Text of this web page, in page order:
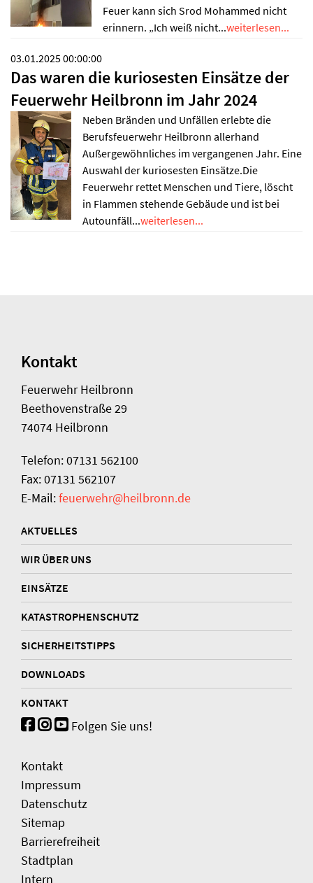
Feuer kann sich Srod Mohammed nicht
erinnern. „Ich weiß nicht...weiterlesen...
03.01.2025 00:00:00
Das waren die kuriosesten Einsätze der
Feuerwehr Heilbronn im Jahr 2024
Neben Bränden und Unfällen erlebte die
Berufsfeuerwehr Heilbronn allerhand
Außergewöhnliches im vergangenen Jahr. Eine
Auswahl der kuriosesten Einsätze.Die
Feuerwehr rettet Menschen und Tiere, löscht
in Flammen stehende Gebäude und ist bei
Autounfäll...weiterlesen...
Kontakt
Feuerwehr Heilbronn
Beethovenstraße 29
74074 Heilbronn
Telefon: 07131 562100
Fax: 07131 562107
E-Mail:feuerwehr@heilbronn.de
AKTUELLES
WIR ÜBER UNS
EINSÄTZE
KATASTROPHENSCHUTZ
SICHERHEITSTIPPS
DOWNLOADS
KONTAKT
Folgen Sie uns!
Kontakt
Impressum
Datenschutz
Sitemap
Barrierefreiheit
Stadtplan
Intern